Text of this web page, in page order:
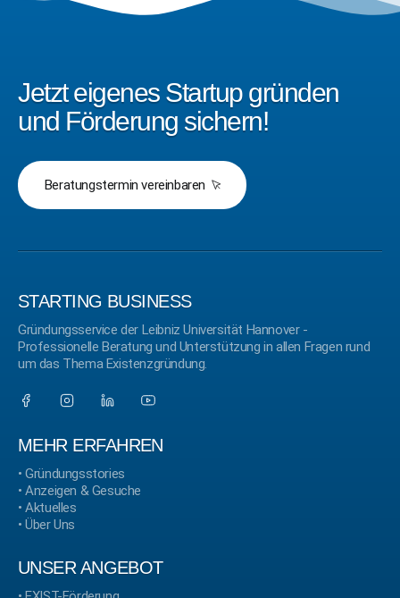
Jetzt eigenes Startup gründen
und Förderung sichern!
Beratungstermin vereinbaren
STARTING BUSINESS
Gründungsservice der Leibniz Universität Hannover -
Professionelle Beratung und Unterstützung in allen Fragen rund
um das Thema Existenzgründung.
MEHR ERFAHREN
•Gründungsstories
•Anzeigen & Gesuche
•Aktuelles
•Über Uns
UNSER ANGEBOT